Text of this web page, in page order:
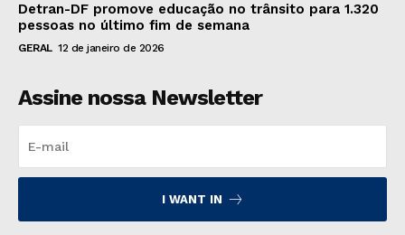
Detran-DF promove educação no trânsito para 1.320
pessoas no último fim de semana
GERAL 12 de janeiro de 2026
Assine nossa Newsletter
I WANT IN